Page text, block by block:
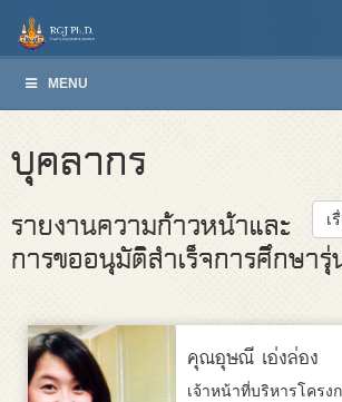
MENU
บุคลากร
เ
รายงานความก้าวหน้าและ
การขออนุมัติสำเร็จการศึกษา
คุณอุษณี เอ่งล่อง
เจ้าหน้าที่บริหารโครง